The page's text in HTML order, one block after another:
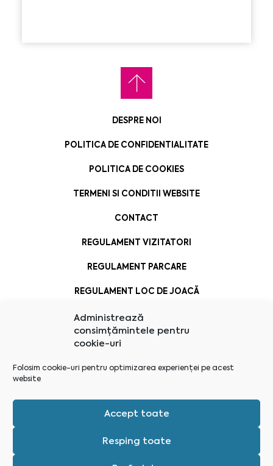
Administrează
consimțămintele pentru
cookie-uri
Folosim cookie-uri pentru optimizarea experienței pe acest
website
Accept toate
Resping toate
DESPRE NOI
POLITICA DE CONFIDENTIALITATE
POLITICA DE COOKIES
TERMENI SI CONDITII WEBSITE
CONTACT
REGULAMENT VIZITATORI
REGULAMENT PARCARE
REGULAMENT LOC DE JOACĂ